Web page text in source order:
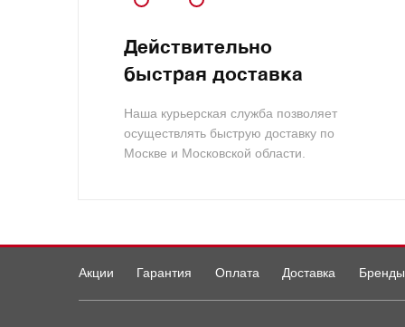
Действительно
быстрая доставка
Наша курьерская служба позволяет
осуществлять быструю доставку по
Москве и Московской области.
Акции Гарантия Оплата Доставка Бренды